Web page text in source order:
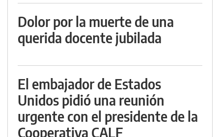
Dolor por la muerte de una
querida docente jubilada
El embajador de Estados
Unidos pidió una reunión
urgente con el presidente de la
Cooperativa CALF